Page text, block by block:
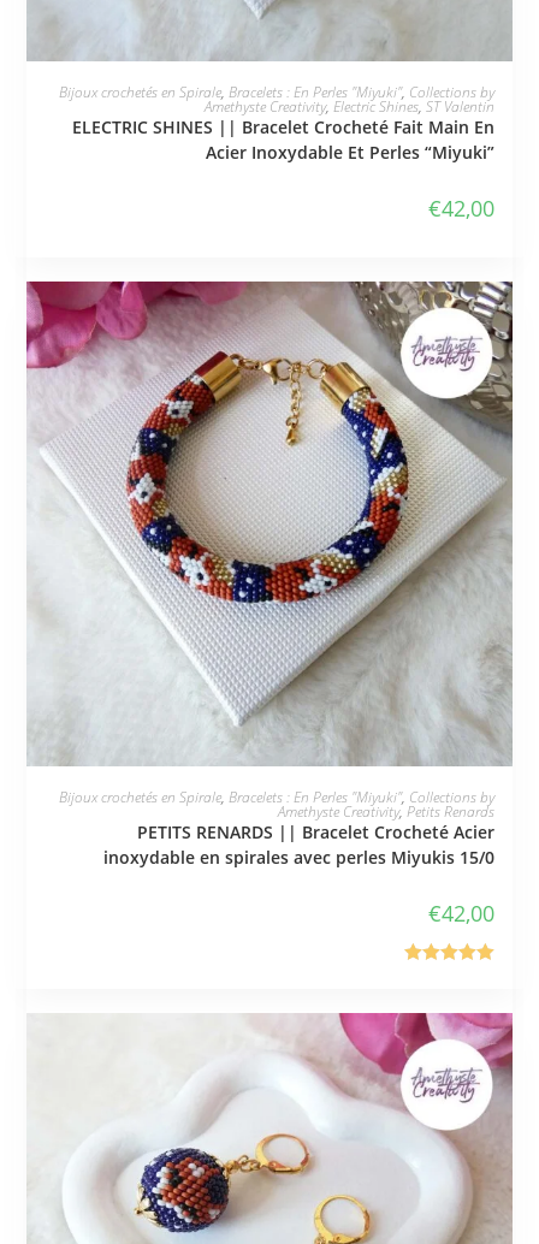
JE L'ADOPTE
Bijoux crochetés en Spirale, Bracelets : En Perles "Miyuki", Collections by
Amethyste Creativity, Electric Shines, ST Valentin
ELECTRIC SHINES || Bracelet Crocheté Fait Main En
Acier Inoxydable Et Perles “Miyuki”
€42,00
JE L'ADOPTE
Bijoux crochetés en Spirale, Bracelets : En Perles "Miyuki", Collections by
Amethyste Creativity,Petits Renards
PETITS RENARDS || Bracelet Crocheté Acier
inoxydable en spirales avec perles Miyukis 15/0
€42,00